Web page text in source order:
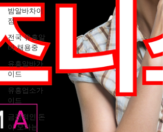
밤알바차이
점
전국 유흥알
바 채용중
유흥알바가
이드
유흥업소가
이드
금전적인 돈
이 오가는